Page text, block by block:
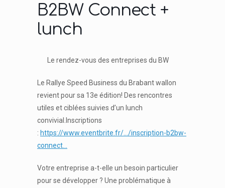
B2BW Connect +
lunch
Le rendez-vous des entreprises du BW
Le Rallye Speed Business du Brabant wallon
revient pour sa 13e édition! Des rencontres
utiles et ciblées suivies d’un lunch
convivial.Inscriptions
: https://www.eventbrite.fr/…/inscription-b2bw-
connect…
Votre entreprise a-t-elle un besoin particulier
pour se développer ? Une problématique à